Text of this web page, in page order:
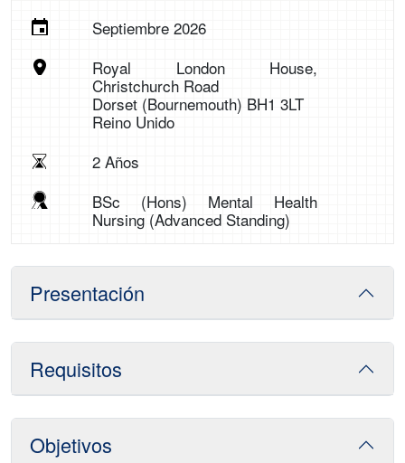
Septiembre 2026
Royal London House,
Christchurch Road
Dorset (Bournemouth) BH1 3LT
Reino Unido
2 Años
BSc (Hons) Mental Health
Nursing (Advanced Standing)
Presentación
Requisitos
Objetivos